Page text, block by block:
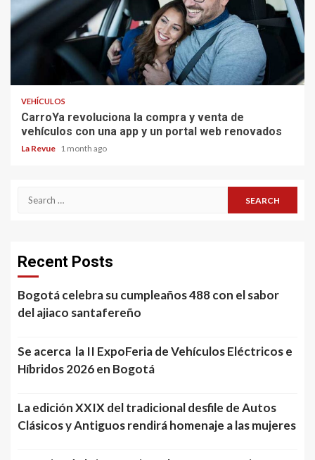
VEHÍCULOS
CarroYa revoluciona la compra y venta de
vehículos con una app y un portal web renovados
La Revue 1 month ago
Search
Recent Posts
Bogotá celebra su cumpleaños 488 con el sabor
del ajiaco santafereño
Se acerca la II ExpoFeria de Vehículos Eléctricos e
Híbridos 2026 en Bogotá
La edición XXIX del tradicional desfile de Autos
Clásicos y Antiguos rendirá homenaje a las mujeres